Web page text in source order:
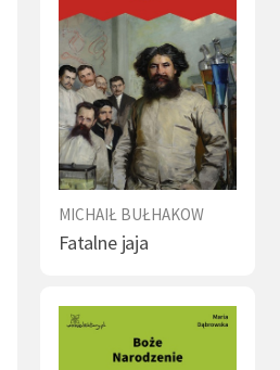
MICHAIŁ BUŁHAKOW
Fatalne jaja